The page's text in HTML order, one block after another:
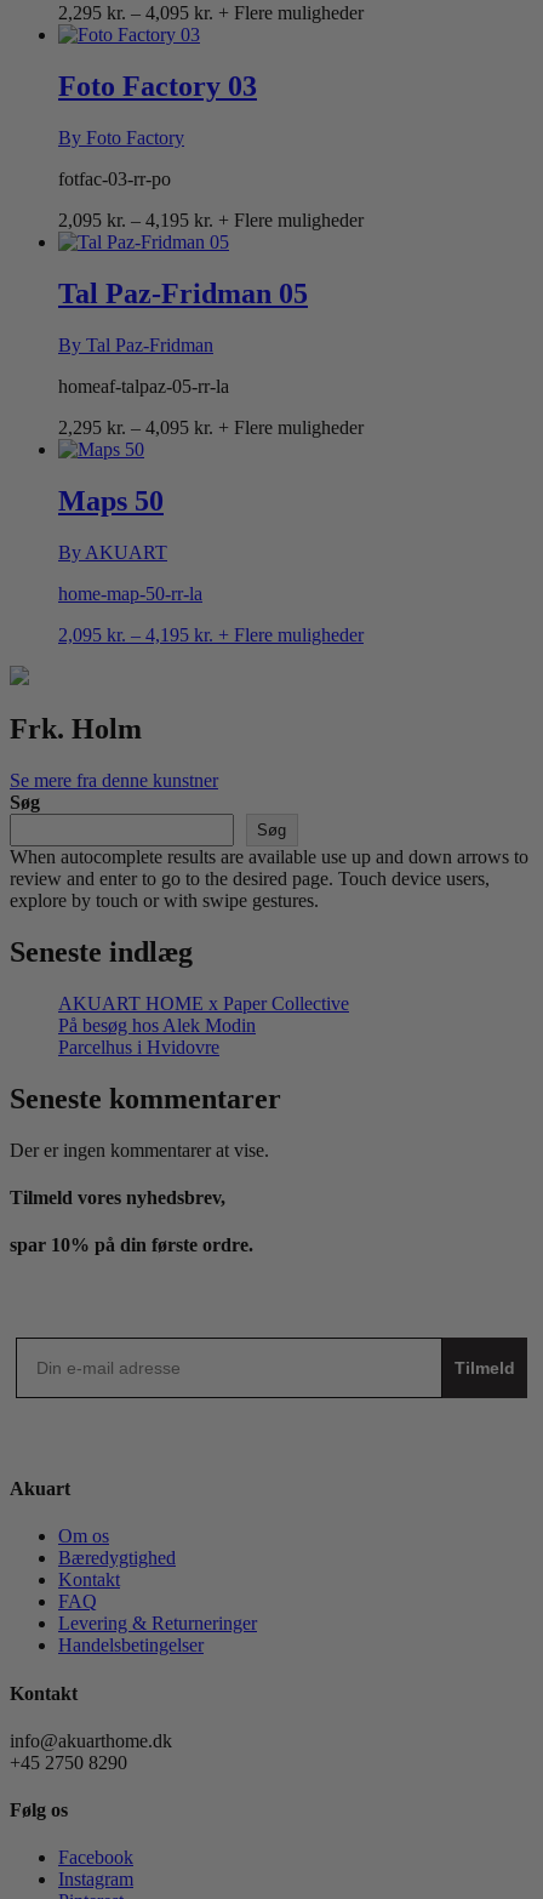
2,295 kr. – 4,095 kr. Prisinterval:
4,095 kr.
+ Flere muligheder
Foto Factory 03
By Foto Factory
fotfac-03-rr-po
2,095 kr. – 4,195 kr. Prisinterval:
2,095 kr.
4,195 kr.
+ Flere muligheder
Tal Paz-Fridman 05
By Tal Paz-Fridman
homeaf-talpaz-05-rr-la
2,295 kr. – 4,095 kr. Prisinterval:
+ Flere muligheder
Maps 50
By AKUART
home-map-50-rr-la
2,095 kr. – 4,195 kr. Prisinterval:
+ Flere muligheder
Frk. Holm
Se mere fra denne kunstner
Søg
Søg
When autocomplete results are available use up and down arrows to
review and enter to go to the desired page. Touch device users,
explore by touch or with swipe gestures.
Seneste indlæg
AKUART HOME x Paper Collective
På besøg hos Alek Modin
Parcelhus i Hvidovre
Seneste kommentarer
Der er ingen kommentarer at vise.
Tilmeld vores nyhedsbrev,
spar 10% på din første ordre.
Tilmeld
Akuart
Om os
Bæredygtighed
Kontakt
FAQ
Levering & Returneringer
Handelsbetingelser
Kontakt
info@akuarthome.dk
+45 2750 8290
Følg os
Facebook
Instagram